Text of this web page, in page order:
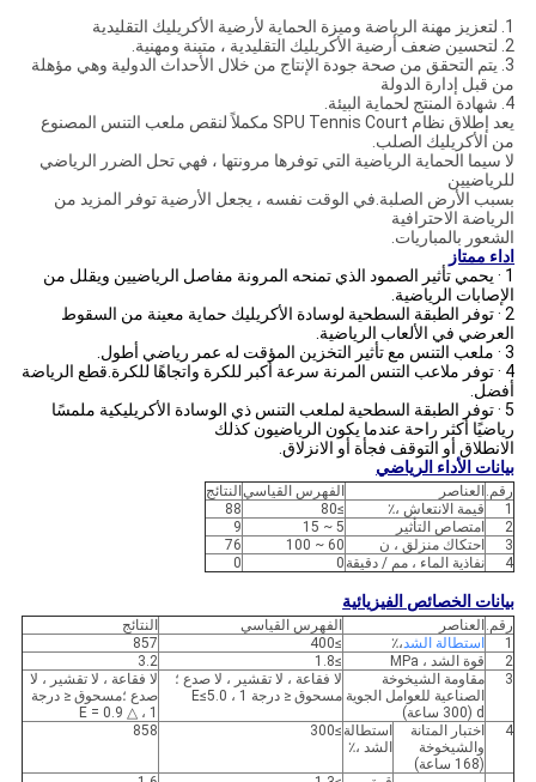
1. لتعزيز مهنة الرياضة وميزة الحماية لأرضية الأكريليك التقليدية
2. لتحسين ضعف أرضية الأكريليك التقليدية ، متينة ومهنية.
3. يتم التحقق من صحة جودة الإنتاج من خلال الأحداث الدولية وهي مؤهلة
من قبل إدارة الدولة
4. شهادة المنتج لحماية البيئة.
يعد إطلاق نظام SPU Tennis Court مكملاً لنقص ملعب التنس المصنوع
من الأكريليك الصلب.
لا سيما الحماية الرياضية التي توفرها مرونتها ، فهي تحل الضرر الرياضي
للرياضيين
بسبب الأرض الصلبة.في الوقت نفسه ، يجعل الأرضية توفر المزيد من
الرياضة الاحترافية
الشعور بالمباريات.
اداء ممتاز
1 · يحمي تأثير الصمود الذي تمنحه المرونة مفاصل الرياضيين ويقلل من
الإصابات الرياضية.
2 · توفر الطبقة السطحية لوسادة الأكريليك حماية معينة من السقوط
العرضي في الألعاب الرياضية.
3 · ملعب التنس مع تأثير التخزين المؤقت له عمر رياضي أطول.
4 · توفر ملاعب التنس المرنة سرعة أكبر للكرة واتجاهًا للكرة.قطع الرياضة
أفضل.
5 · توفر الطبقة السطحية لملعب التنس ذي الوسادة الأكريليكية ملمسًا
رياضيًا أكثر راحة عندما يكون الرياضيون كذلك
الانطلاق أو التوقف فجأة أو الانزلاق.
بيانات الأداء الرياضي
رقم. العناصر الفهرس القياسي النتائج
1
قيمة الانتعاش ،٪ ≥80
88
2
امتصاص التأثير 5 ~ 15
9
3
احتكاك منزلق ، ن 60 ~ 100
76
4
نفاذية الماء ، مم / دقيقة 0
0
بيانات الخصائص الفيزيائية
رقم. العناصر الفهرس القياسي
النتائج
1
استطالة الشد،٪ ≥400
857
2
قوة الشد ، MPa ≥1.8
3.2
3
مقاومة الشيخوخة
الصناعية للعوامل الجوية
d (300 ساعة)
لا فقاعة ، لا تقشير ، لا صدع ؛
مسحوق ≤ درجة 1 ، E≤5.0
لا فقاعة ، لا تقشير ، لا
صدع ؛مسحوق ≤ درجة
1 ، △ E = 0.9
4
اختبار المتانة
والشيخوخة
(168 ساعة)
استطالة
الشد ،٪
≥300
858